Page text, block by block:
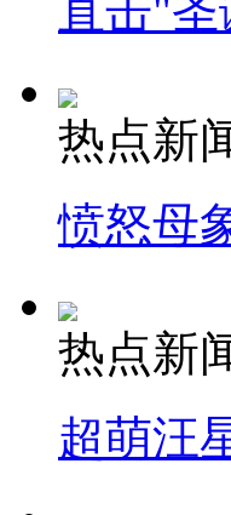
直击"
热点新
愤怒母
热点新
超萌汪